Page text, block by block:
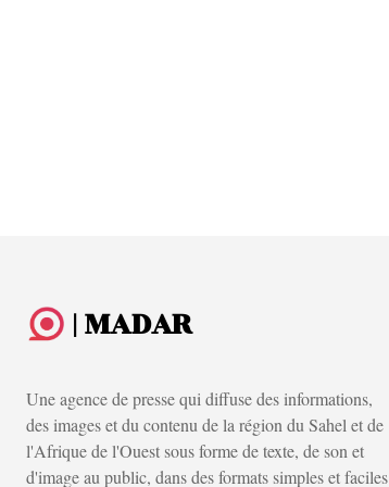
| MADAR
Une agence de presse qui diffuse des informations,
des images et du contenu de la région du Sahel et de
l'Afrique de l'Ouest sous forme de texte, de son et
d'image au public, dans des formats simples et faciles